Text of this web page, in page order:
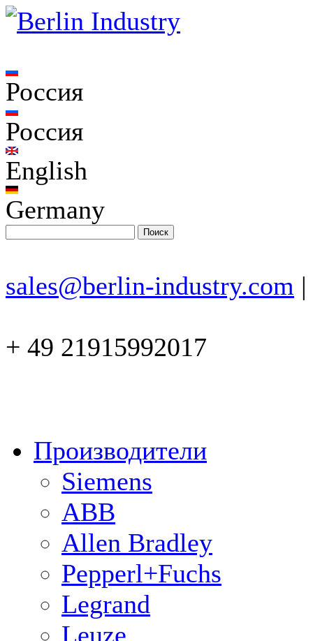
Россия
Россия
English
Germany
sales@berlin-industry.com |
+ 49 21915992017
Производители
Siemens
ABB
Allen Bradley
Pepperl+Fuchs
Legrand
Leuze